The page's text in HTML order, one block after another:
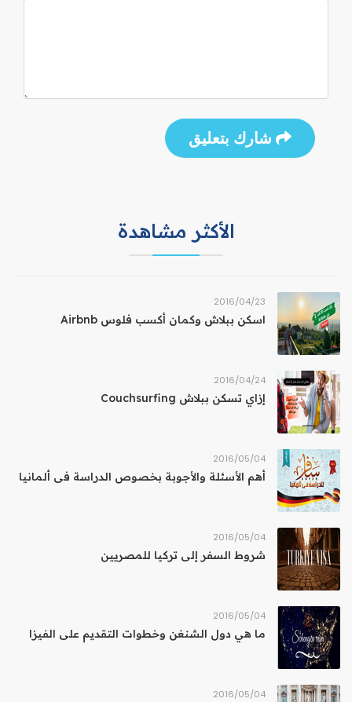
شارك بتعليق
الأكثر مشاهدة
23‏/04‏/2016
اسكن ببلاش وكمان أكسب فلوس Airbnb
24‏/04‏/2016
إزاي تسكن ببلاش Couchsurfing
04‏/05‏/2016
أهم الأسئلة والأجوبة بخصوص الدراسة فى ألمانيا
04‏/05‏/2016
شروط السفر إلى تركيا للمصريين
04‏/05‏/2016
ما هي دول الشنغن وخطوات التقديم على الفيزا
04‏/05‏/2016